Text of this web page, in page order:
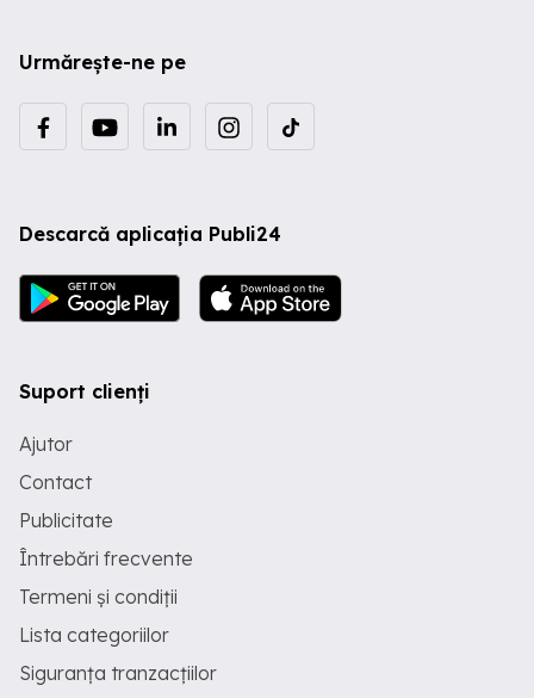
Urmărește-ne pe
Descarcă aplicația Publi24
Suport clienți
Ajutor
Contact
Publicitate
Întrebări frecvente
Termeni și condiții
Lista categoriilor
Siguranța tranzacțiilor